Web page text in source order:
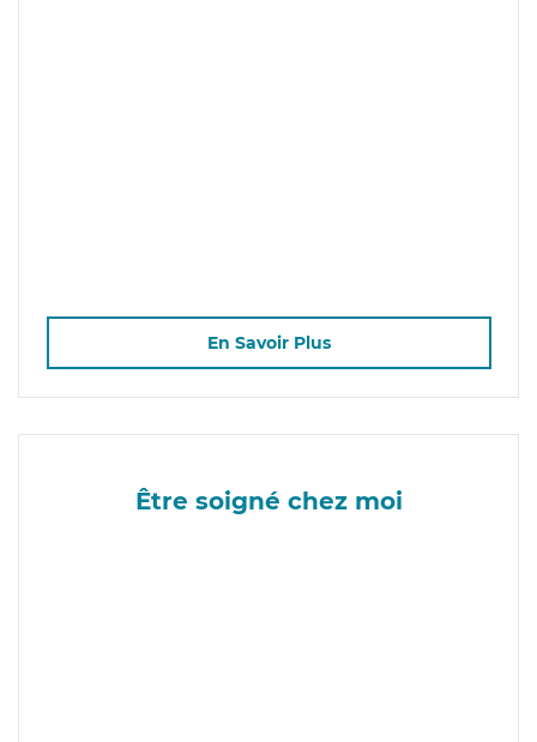
En Savoir Plus
Être soigné chez moi